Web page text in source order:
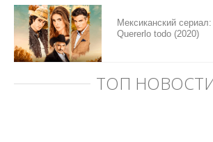
Мексиканский
Quererlo todo (2020)
ТОП